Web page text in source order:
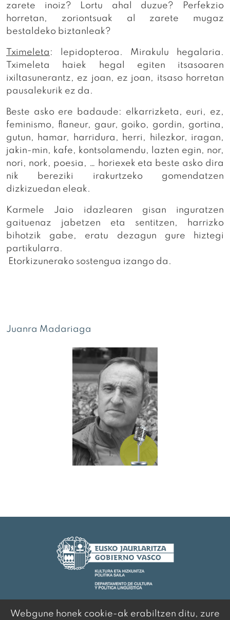
zarete inoiz? Lortu ahal duzue? Perfekzio
horretan, zoriontsuak al zarete mugaz
bestaldeko biztanleak?
Tximeleta : lepidopteroa. Mirakulu hegalaria.
Tximeleta haiek hegal egiten itsasoaren
ixiltasunerantz, ez joan, ez joan, itsaso horretan
pausalekurik ez da.
Beste asko ere badaude: elkarrizketa, euri, ez,
feminismo, flaneur, gaur, goiko, gordin, gortina,
gutun, hamar, harridura, herri, hilezkor, iragan,
jakin-min, kafe, kontsolamendu, lazten egin, nor,
nori, nork, poesia, … horiexek eta beste asko dira
nik bereziki irakurtzeko gomendatzen
dizkizuedan eleak.
Karmele Jaio idazlearen gisan inguratzen
gaituenaz jabetzen eta sentitzen, harrizko
bihotzik gabe, eratu dezagun gure hiztegi
partikularra.
Etorkizunerako sostengua izango da.
Juanra Madariaga
© 2020 Euskal Idazleen Elkartea
Webgune honek cookie-ak erabiltzen ditu, zure